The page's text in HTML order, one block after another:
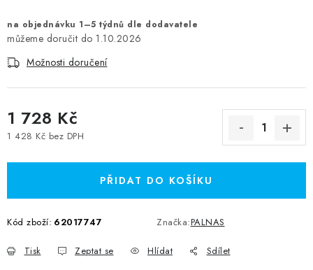
na objednávku 1–5 týdnů dle dodavatele
1.10.2026
Možnosti doručení
1 728 Kč
1 428 Kč bez DPH
PŘIDAT DO KOŠÍKU
Kód zboží: 62017747 Značka:PALNAS
Tisk Zeptat se Hlídat Sdílet